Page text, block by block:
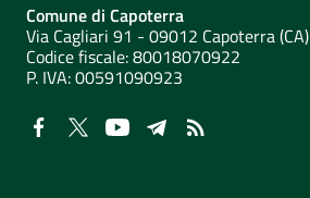
Comune di Capoterra
Via Cagliari 91 - 09012 Capoterra (CA)
Codice fiscale: 80018070922
P. IVA:00591090923